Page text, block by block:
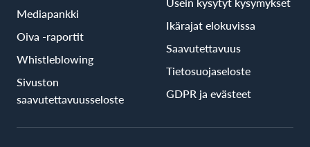
Mediapankki
Oiva -raportit
Whistleblowing
Sivuston
saavutettavuusseloste
Ikärajat elokuvissa
Saavutettavuus
Tietosuojaseloste
GDPR ja evästeet